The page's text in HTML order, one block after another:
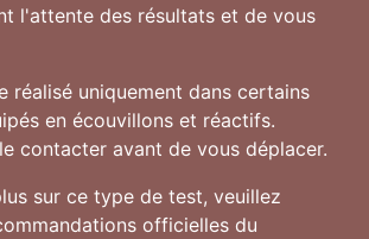
l'attente des résultats et de vous
réalisé uniquement dans certains
en écouvillons et réactifs.
contacter avant de vous déplacer.
sur ce type de test, veuillez
officielles du